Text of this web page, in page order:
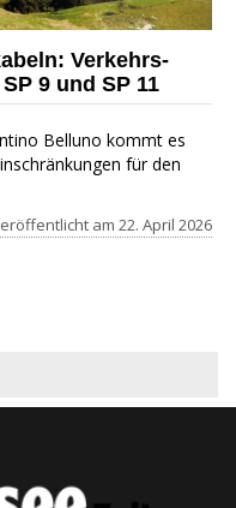
Verkehrs­
9 und SP 11
Belluno kommt es
für den
am 22. April 2026